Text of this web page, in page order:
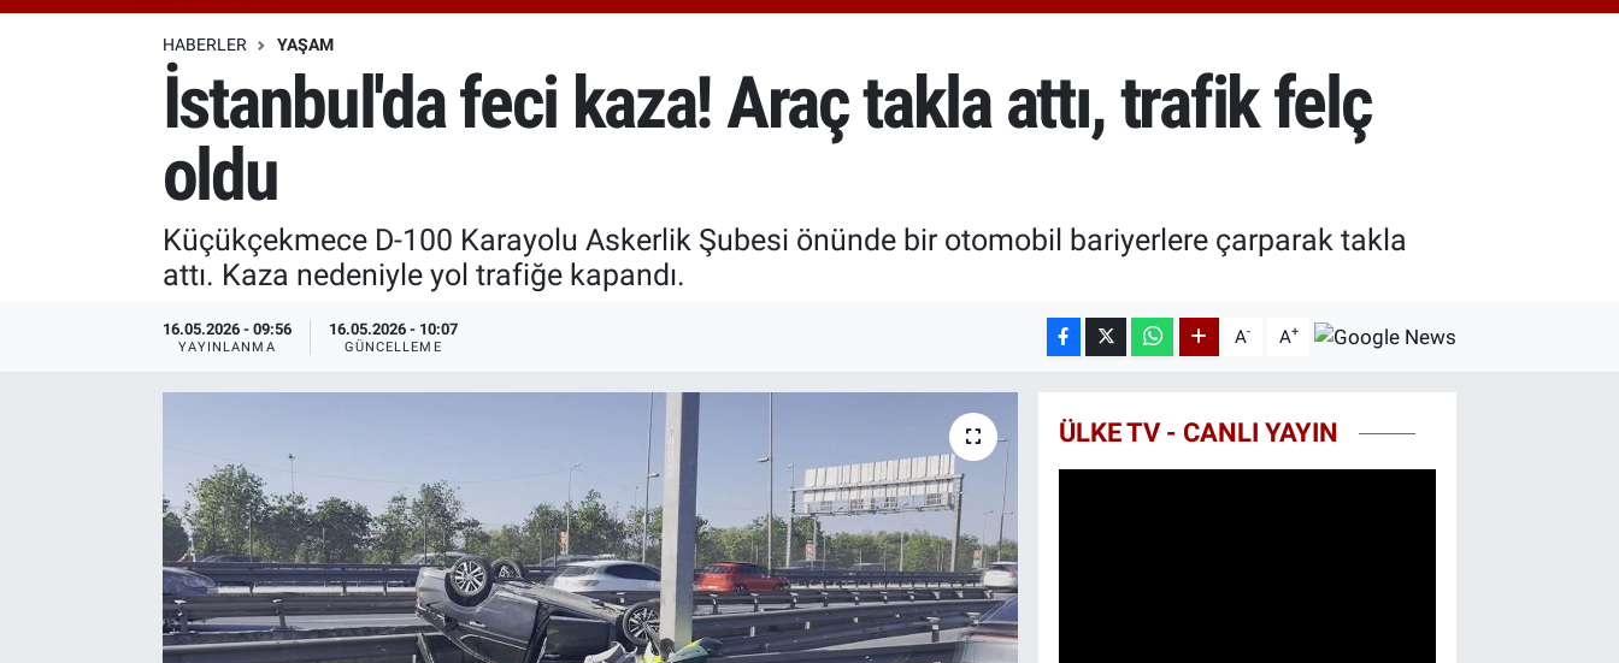
BITCOIN
%-0.63
HABERLER YAŞAM
İstanbul'da feci kaza! Araç takla attı, trafik felç
oldu
Küçükçekmece D-100 Karayolu Askerlik Şubesi önünde bir otomobil bariyerlere çarparak takla
attı. Kaza nedeniyle yol trafiğe kapandı.
16.05.2026 - 09:56
YAYINLANMA
16.05.2026 - 10:07
GÜNCELLEME A- A+
ÜLKE TV - CANLI YAYIN
Özel Haberler
Özel Haberler
Erişim Bilgileri
Haber Arşivi